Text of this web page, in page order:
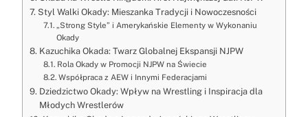
Styl Walki Okady: Mieszanka Tradycji i Nowoczesności
„Strong Style” i Amerykańskie Elementy w Wykonaniu
Okady
Kazuchika Okada: Twarz Globalnej Ekspansji NJPW
Rola Okady w Promocji NJPW na Świecie
Współpraca z AEW i Innymi Federacjami
Dziedzictwo Okady: Wpływ na Wrestling i Inspiracja dla
Młodych Wrestlerów